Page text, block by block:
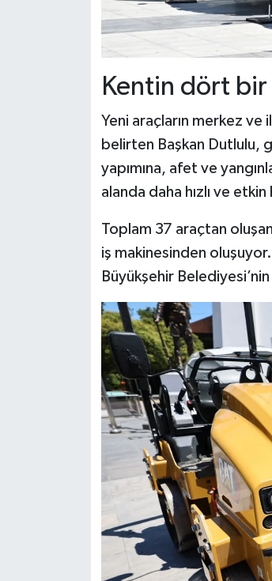
Kentin dört bir
Yeni araçların merkez
belirten Başkan Dutlulu,
yapımına, afet ve
alanda daha hızlı ve
Toplam 37 araçtan
iş makinesinden oluşuyor.
Büyükşehir